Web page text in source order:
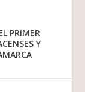
PRIMER
Y